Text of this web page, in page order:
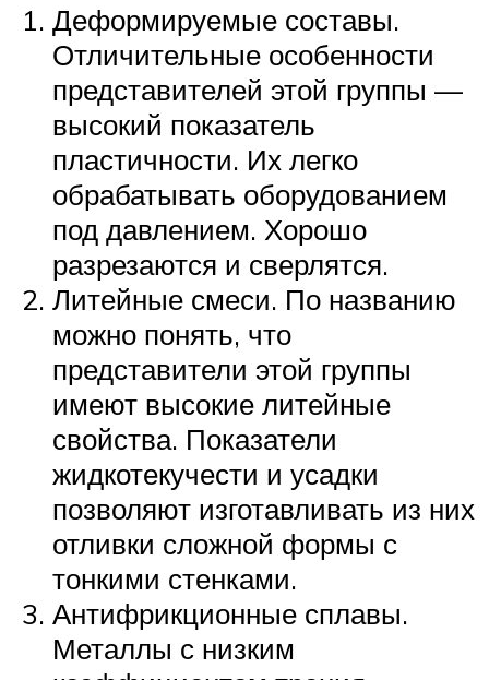
Деформируемые составы.
Отличительные особенности
представителей этой группы —
высокий показатель
пластичности. Их легко
обрабатывать оборудованием
под давлением. Хорошо
разрезаются и сверлятся.
Литейные смеси. По названию
можно понять, что
представители этой группы
имеют высокие литейные
свойства. Показатели
жидкотекучести и усадки
позволяют изготавливать из них
отливки сложной формы с
тонкими стенками.
Антифрикционные сплавы.
Металлы с низким